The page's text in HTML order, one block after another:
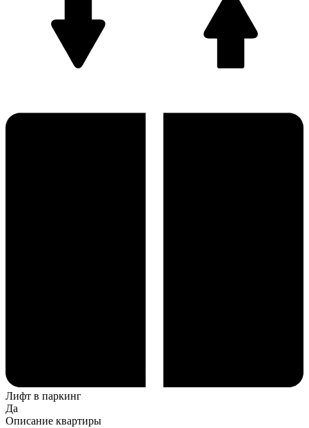
Лифт в паркинг
Да
Описание квартиры